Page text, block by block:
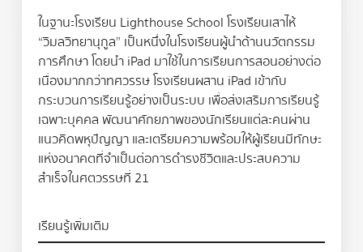
ในฐานะโรงเรียน Lighthouse School โรงเรียนเสาไห้
“วิมลวิทยานุกูล” เป็นหนึ่งในโรงเรียนผู้นำด้านนวัตกรรม
การศึกษา โดยนำ iPad มาใช้ในการเรียนการสอนอย่างต่อ
เนื่องมากกว่าทศวรรษ โรงเรียนผสาน iPad เข้ากับ
กระบวนการเรียนรู้อย่างเป็นระบบ เพื่อส่งเสริมการเรียนรู้
เฉพาะบุคคล พัฒนาศักยภาพของนักเรียนแต่ละคนผ่าน
แนวคิดพหุปัญญา และเตรียมความพร้อมให้ผู้เรียนมีทักษะ
แห่งอนาคตที่จำเป็นต่อการดำรงชีวิตและประสบความ
สำเร็จในศตวรรษที่ 21
เรียนรู้เพิ่มเติม